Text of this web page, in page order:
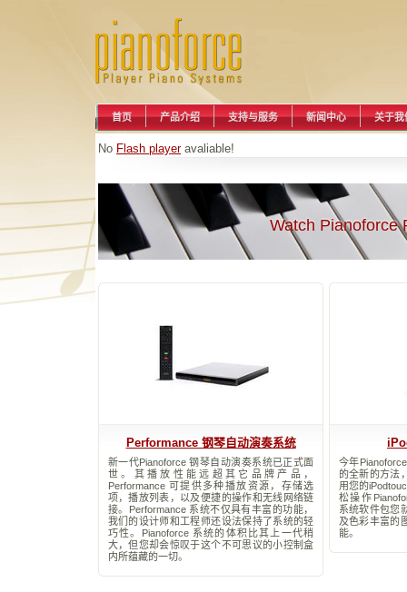
首页 产品介绍 支持与服务 新闻中心 关于我
No Flash playeravaliable!
Watch Pianoforce
Performance 钢琴自动演奏系统
新一代Pianoforce 钢琴自动演奏系统已正式面
世。其播放性能远超其它品牌产品，
Performance 可提供多种播放资源，存储选
项，播放列表，以及便捷的操作和无线网络链
接。Performance 系统不仅具有丰富的功能，
我们的设计师和工程师还设法保持了系统的轻
巧性。Pianoforce 系统的体积比其上一代稍
大，但您却会惊叹于这个不可思议的小控制盒
内所蕴藏的一切。
今年
的全新的方法
用您的
松操作
系统软件包您
及色彩丰富的
能。